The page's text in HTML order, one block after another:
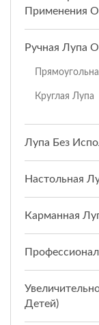
Применения
Ручная Лупа
Круглая Лупа
Лупа Без
Настольная
Карманная
Детей)